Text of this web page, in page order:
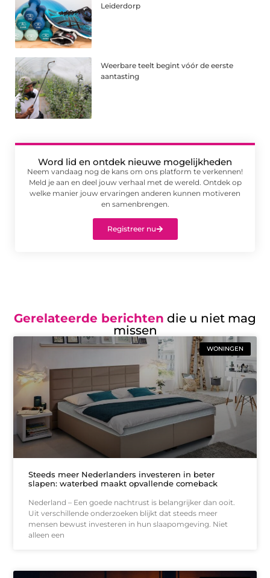
Leiderdorp
Weerbare teelt begint vóór de eerste
aantasting
Word lid en ontdek nieuwe mogelijkheden
Neem vandaag nog de kans om ons platform te verkennen!
Meld je aan en deel jouw verhaal met de wereld. Ontdek op
welke manier jouw ervaringen anderen kunnen motiveren
en samenbrengen.
Registreer nu
Gerelateerde berichten die u niet mag
missen
WONINGEN
Steeds meer Nederlanders investeren in beter
slapen: waterbed maakt opvallende comeback
Nederland – Een goede nachtrust is belangrijker dan ooit.
Uit verschillende onderzoeken blijkt dat steeds meer
mensen bewust investeren in hun slaapomgeving. Niet
alleen een